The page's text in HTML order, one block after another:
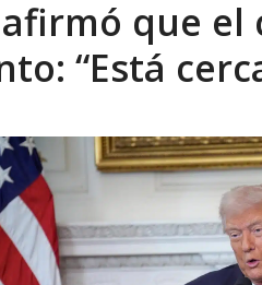
horas de apagones» El
que
“Está